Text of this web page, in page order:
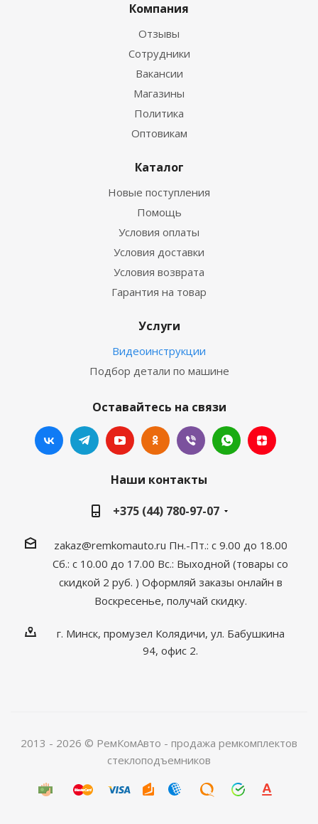
Компания
Отзывы
Сотрудники
Вакансии
Магазины
Политика
Оптовикам
Каталог
Новые поступления
Помощь
Условия оплаты
Условия доставки
Условия возврата
Гарантия на товар
Услуги
Видеоинструкции
Подбор детали по машине
Оставайтесь на связи
Наши контакты
+375 (44) 780-97-07
zakaz@remkomauto.ru Пн.-Пт.: с 9.00 до 18.00
Сб.: с 10.00 до 17.00 Вс.: Выходной (товары со
скидкой 2 руб. ) Оформляй заказы онлайн в
Воскресенье, получай скидку.
г. Минск, промузел Колядичи, ул. Бабушкина
94, офис 2.
2013 - 2026 © РемКомАвто - продажа ремкомплектов
стеклоподъемников